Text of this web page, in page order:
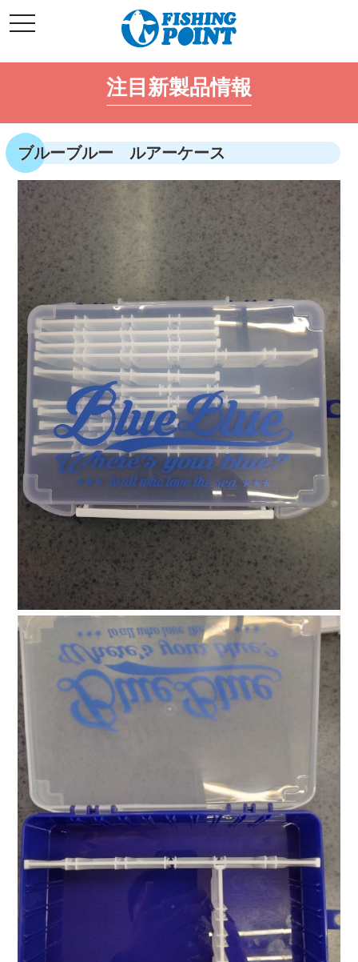
ン
ン
ス
キ
ッ
t
o
l
g
t
i
o
注目新製品情報
ブルーブルー ルアーケース